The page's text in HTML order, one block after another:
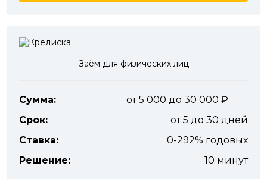
Заём для физических лиц
Сумма:
от 5 000 до 30 000
Срок:
от 5 до 30 дней
Ставка:
0-292% годовых
Решение:
10 минут